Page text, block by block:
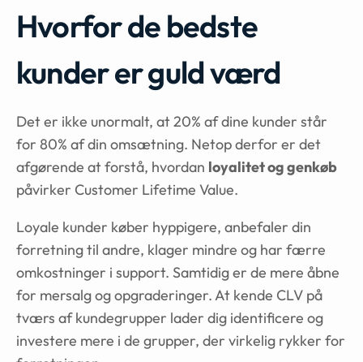
Hvorfor de bedste
kunder er guld værd
Det er ikke unormalt, at 20% af dine kunder står
for 80% af din omsætning. Netop derfor er det
afgørende at forstå, hvordan loyalitet og genkøb
påvirker Customer Lifetime Value.
Loyale kunder køber hyppigere, anbefaler din
forretning til andre, klager mindre og har færre
omkostninger i support. Samtidig er de mere åbne
for mersalg og opgraderinger. At kende CLV på
tværs af kundegrupper lader dig identificere og
investere mere i de grupper, der virkelig rykker for